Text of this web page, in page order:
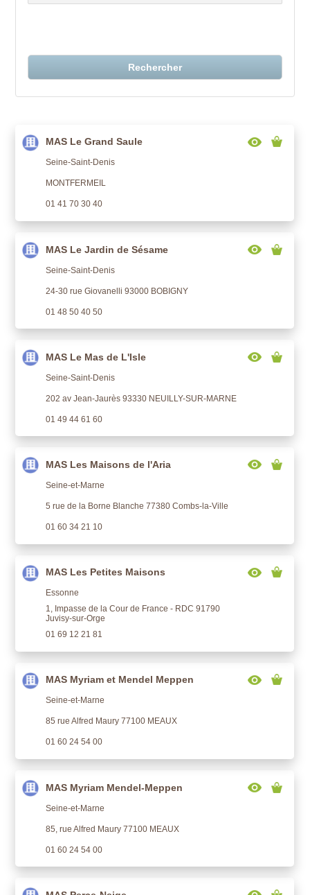
Rechercher
MAS Le Grand Saule
Seine-Saint-Denis
MONTFERMEIL
01 41 70 30 40
MAS Le Jardin de Sésame
Seine-Saint-Denis
24-30 rue Giovanelli 93000 BOBIGNY
01 48 50 40 50
MAS Le Mas de L'Isle
Seine-Saint-Denis
202 av Jean-Jaurès 93330 NEUILLY-SUR-MARNE
01 49 44 61 60
MAS Les Maisons de l'Aria
Seine-et-Marne
5 rue de la Borne Blanche 77380 Combs-la-Ville
01 60 34 21 10
MAS Les Petites Maisons
Essonne
1, Impasse de la Cour de France - RDC 91790
Juvisy-sur-Orge
01 69 12 21 81
MAS Myriam et Mendel Meppen
Seine-et-Marne
85 rue Alfred Maury 77100 MEAUX
01 60 24 54 00
MAS Myriam Mendel-Meppen
Seine-et-Marne
85, rue Alfred Maury 77100 MEAUX
01 60 24 54 00